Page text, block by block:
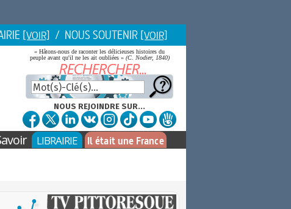
[VOIR] / NOUS SOUTENIR [VOIR]
« Hâtons-nous de raconter les délicieuses histoires du
peuple avant qu'il ne les ait oubliées » (C. Nodier, 1840)
NOUS REJOINDRE SUR...
LIBRAIRIE Il était une France